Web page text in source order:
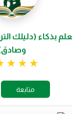
بذكاء (دليلك
تقييم 5 من 5.
متابعة